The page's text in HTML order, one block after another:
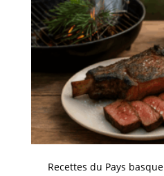
Recettes du Pays basque